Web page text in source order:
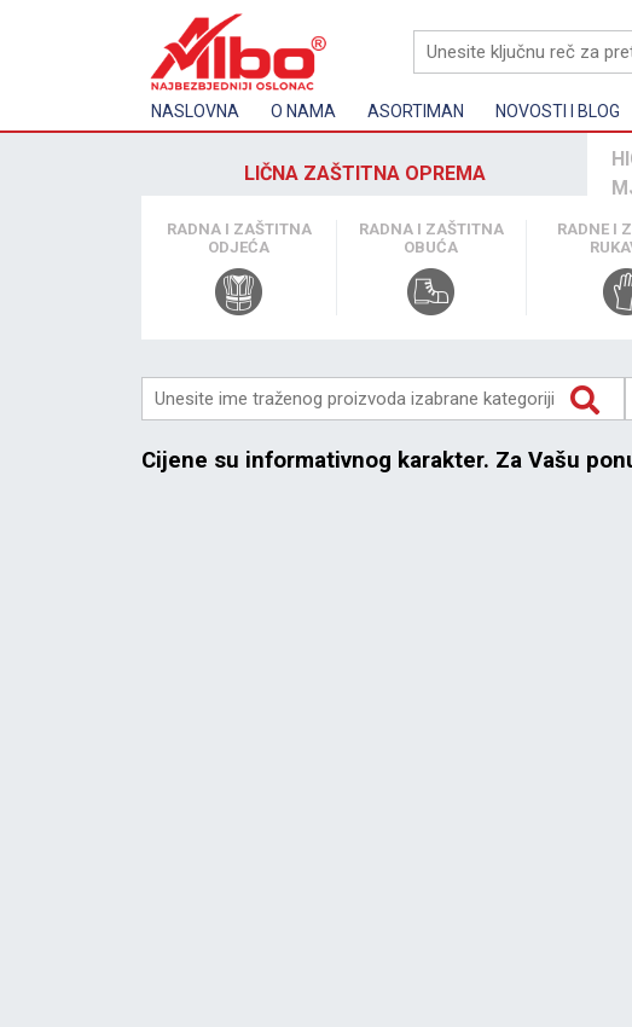
NASLOVNA O NAMA ASORTIMAN NOVOSTI I BLOG
LIČNA ZAŠTITNA OPREMA
RADNA I ZAŠTITNA
ODJEĆA
RADNA I ZAŠTITNA
OBUĆA
RADNE I
Cijene su informativnog karakter. Za Vašu